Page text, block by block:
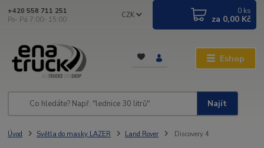
Eshop
CZK
Najít
+420 558 711 251
Po- Pá 7:00- 15:00
0 ks
za 0,00 Kč
Úvod Světla do masky LAZER Land Rover Discovery 4